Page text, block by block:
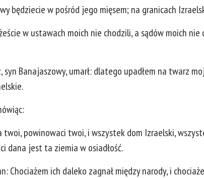
będziecie w pośród jego mięsem; na granicach
w ustawach moich nie chodzili, a sądów moich
Banajaszowy, umarł: dlatego upadłem na twarz
twoi, powinowaci twoi, i wszystek dom Izraelski,
dana jest ta ziemia w osiadłość.
Chociażem ich daleko zagnał między narody, i